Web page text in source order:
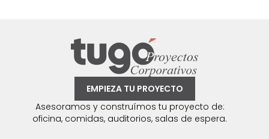
EMPIEZA TU PROYECTO
Asesoramos y construímos tu proyecto de:
oficina, comidas, auditorios, salas de espera.